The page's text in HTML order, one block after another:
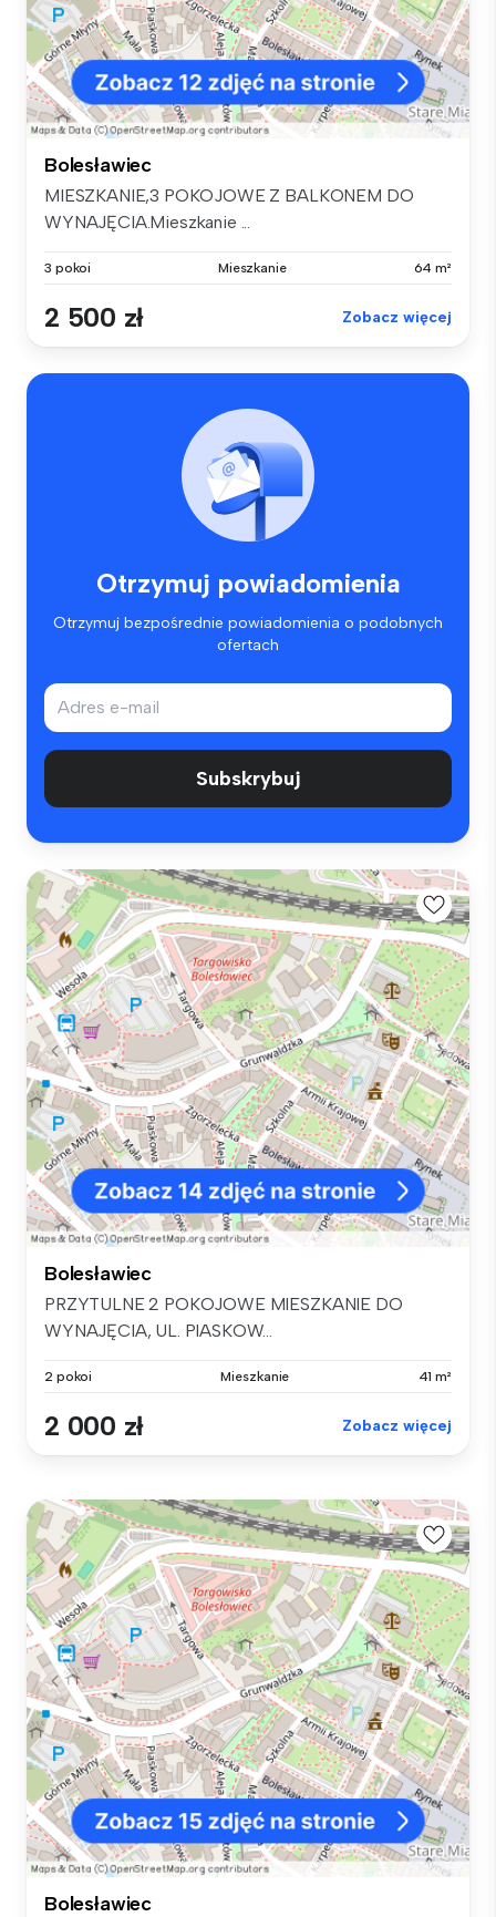
Bolesławiec
MIESZKANIE,3 POKOJOWE Z BALKONEM DO
WYNAJĘCIA.Mieszkanie ...
3 pokoi Mieszkanie 64 m²
2 500 zł Zobacz więcej
Otrzymuj powiadomienia
Otrzymuj bezpośrednie powiadomienia o podobnych
ofertach
Subskrybuj
Bolesławiec
PRZYTULNE 2 POKOJOWE MIESZKANIE DO
WYNAJĘCIA, UL. PIASKOW...
2 pokoi Mieszkanie 41 m²
2 000 zł Zobacz więcej
Bolesławiec